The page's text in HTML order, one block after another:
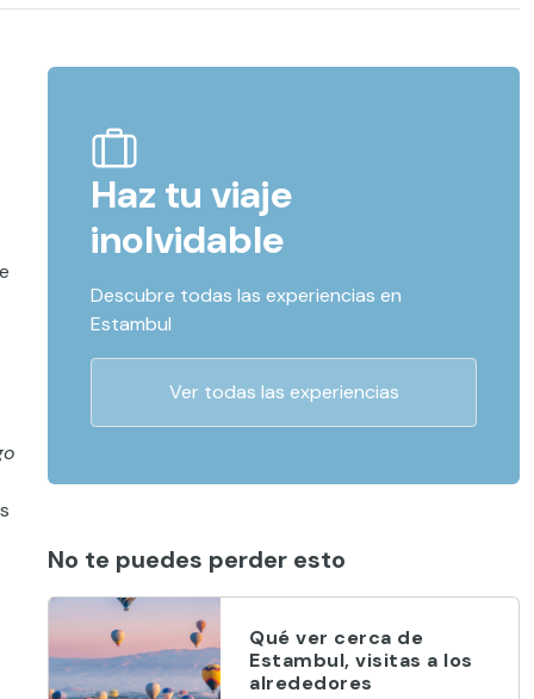
Haz tu viaje
inolvidable
Descubre todas las experiencias en
Estambul
Ver todas las experiencias
No te puedes perder esto
Qué ver cerca de
Estambul, visitas a los
alrededores